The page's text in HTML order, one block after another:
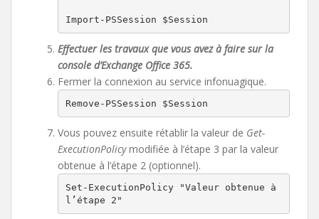
Import-PSSession $Session
Effectuer les travaux que vous avez à faire sur la
console d’Exchange Office 365.
Fermer la connexion au service infonuagique.
Remove-PSSession $Session
Vous pouvez ensuite rétablir la valeur de Get-
ExecutionPolicymodifiée à l’étape 3 par la valeur
obtenue à l’étape 2 (optionnel).
Set-ExecutionPolicy "Valeur obtenue à
l’étape 2"